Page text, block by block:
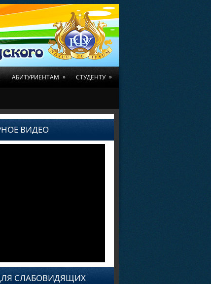
АБИТУРИЕНТАМ » СТУДЕНТУ »
ВИДЕО
СЛАБОВИДЯЩИХ